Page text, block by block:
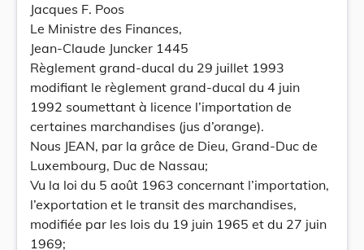
Jacques F. Poos
Le Ministre des Finances,
Jean-Claude Juncker 1445
Règlement grand-ducal du 29 juillet 1993
modifiant le règlement grand-ducal du 4 juin
1992 soumettant à licence l’importation de
certaines marchandises (jus d’orange).
Nous JEAN, par la grâce de Dieu, Grand-Duc de
Luxembourg, Duc de Nassau;
Vu la loi du 5 août 1963 concernant l’importation,
l’exportation et le transit des marchandises,
modifiée par les lois du 19 juin 1965 et du 27 juin
1969;